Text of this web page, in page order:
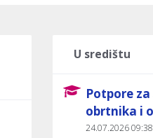
U središtu
Potpore
obrtnika i
24.07.2026 09:38